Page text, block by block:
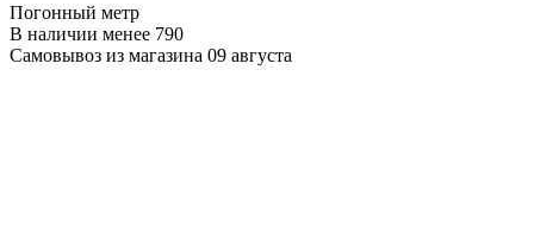
Погонный метр
В наличии менее 790
Самовывоз из магазина 09 августа